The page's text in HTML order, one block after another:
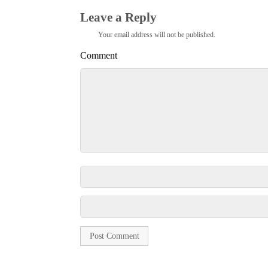
Leave a Reply
Your email address will not be published.
Comment